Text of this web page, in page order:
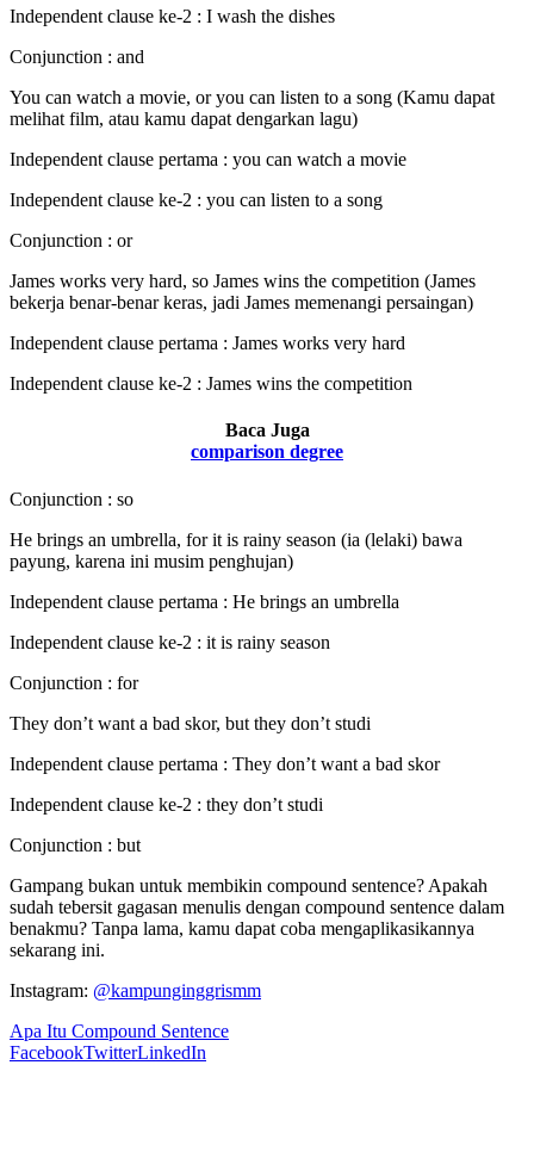
Independent clause ke-2 : I wash the dishes
Conjunction : and
You can watch a movie, or you can listen to a song (Kamu dapat
melihat film, atau kamu dapat dengarkan lagu)
Independent clause pertama : you can watch a movie
Independent clause ke-2 : you can listen to a song
Conjunction : or
James works very hard, so James wins the competition (James
bekerja benar-benar keras, jadi James memenangi persaingan)
Independent clause pertama : James works very hard
Independent clause ke-2 : James wins the competition
Baca Juga
comparison degree
Conjunction : so
He brings an umbrella, for it is rainy season (ia (lelaki) bawa
payung, karena ini musim penghujan)
Independent clause pertama : He brings an umbrella
Independent clause ke-2 : it is rainy season
Conjunction : for
They don’t want a bad skor, but they don’t studi
Independent clause pertama : They don’t want a bad skor
Independent clause ke-2 : they don’t studi
Conjunction : but
Gampang bukan untuk membikin compound sentence? Apakah
sudah tebersit gagasan menulis dengan compound sentence dalam
benakmu? Tanpa lama, kamu dapat coba mengaplikasikannya
sekarang ini.
Instagram: @kampunginggrismm
Apa Itu Compound Sentence
FacebookTwitterLinkedIn